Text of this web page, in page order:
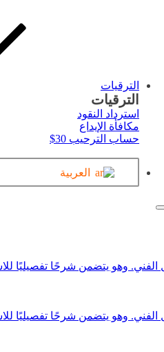
الترقيات
الترقيات
استرداد النقود
مكافأة الإيداع
حساب الترحيب 30$
العربية
الفني. وهو يتضمن شرحًا
الفني. وهو يتضمن شرحًا